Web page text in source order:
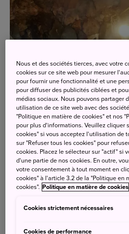
Après avoir maladroitement
Nous et des sociétés tierces, avec votre
cookies sur ce site web pour mesurer
pour fournir une fonctionnalité et une
pour diffuser des publicités ciblées et
médias sociaux. Nous pouvons partager
utilisation de ce site web avec des
"Politique en matière de cookies" et nos
pour plus d'informations. Veuillez cliquer
cookies" si vous acceptez l'utilisation de
sur "Refuser tous les cookies" pour
cookies. Placez le sélecteur sur "actif" si
d'une partie de nos cookies. En outre,
votre consentement à tout moment en
cookies" à l'article 3.2 de la "Politique en
cookies". Politique en matière de cookies
Cookies strictement nécessaires
Cookies de performance